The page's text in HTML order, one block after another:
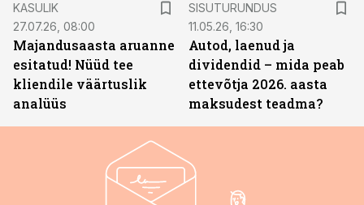
KASULIK
27.07.26, 08:00
Majandusaasta aruanne
esitatud! Nüüd tee
kliendile väärtuslik
analüüs
SISUTURUNDUS
11.05.26, 16:30
Autod, laenud ja
dividendid – mida peab
ettevõtja 2026. aasta
maksudest teadma?